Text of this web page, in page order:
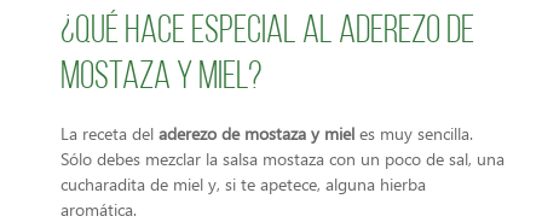
¿Qué hace especial al aderezo de
mostaza y miel?
La receta del aderezo de mostaza y miel es muy sencilla.
Sólo debes mezclar la salsa mostaza con un poco de sal, una
cucharadita de miel y, si te apetece, alguna hierba
aromática.